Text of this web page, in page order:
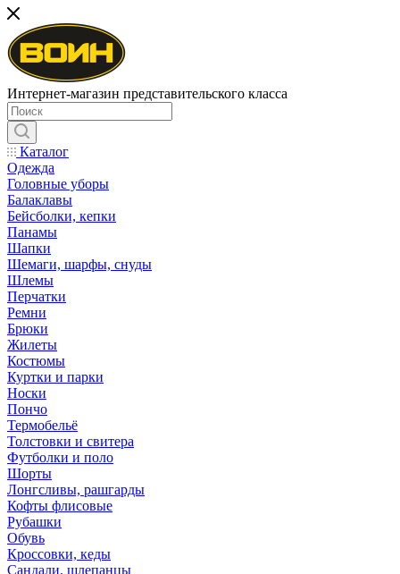
Интернет-магазин представительского класса
Каталог
Одежда
Головные уборы
Балаклавы
Бейсболки, кепки
Панамы
Шапки
Шемаги, шарфы, снуды
Шлемы
Перчатки
Ремни
Брюки
Жилеты
Костюмы
Куртки и парки
Носки
Пончо
Термобельё
Толстовки и свитера
Футболки и поло
Шорты
Лонгсливы, рашгарды
Кофты флисовые
Рубашки
Обувь
Кроссовки, кеды
Сандали, шлепанцы